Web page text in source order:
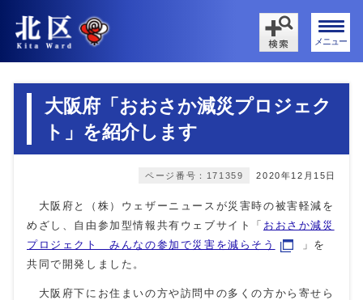
メニュー
大阪府「おおさか減災プロジェク
ト」を紹介します
2020年12月15日
ページ番号：171359
大阪府と（株）ウェザーニュースが災害時の被害軽減を
めざし、自由参加型情報共有ウェブサイト「 おおさか減災
プロジェクト みんなの参加で災害を減らそう
」を
共同で開発しました。
大阪府下にお住まいの方や訪問中の多くの方から寄せら